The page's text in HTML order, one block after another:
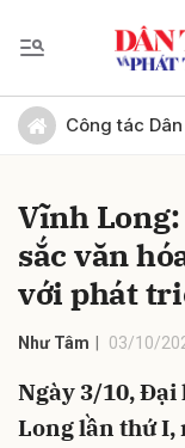
Công tác
Vĩnh
sắc văn
với phát
Như Tâm 03/10/
Ngày 3/10,
Long lần thứ I,
Gửi bình luận